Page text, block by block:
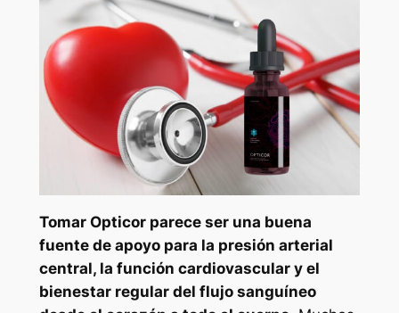
Tomar Opticor parece ser una buena
fuente de apoyo para la presión arterial
central, la función cardiovascular y el
bienestar regular del flujo sanguíneo